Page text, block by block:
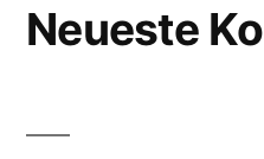
Neueste